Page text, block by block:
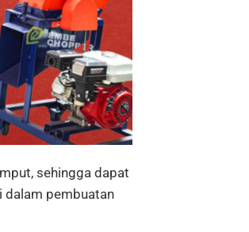
sehingga dapat
dalam pembuatan